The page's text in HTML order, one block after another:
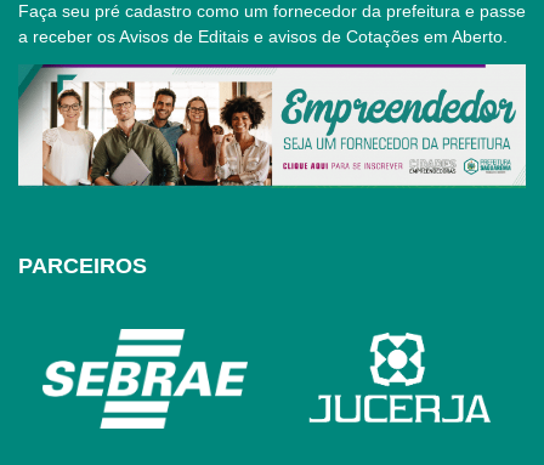
Faça seu pré cadastro como um fornecedor da prefeitura e passe
a receber os Avisos de Editais e avisos de Cotações em Aberto.
PARCEIROS